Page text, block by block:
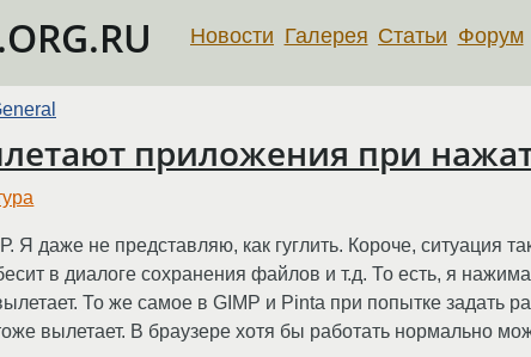
Новости Галерея Статьи Форум
приложения при
Я даже не представляю, как гуглить. Короче, ситуация
в диалоге сохранения файлов и т.д. То есть, я
То же самое в GIMP и Pinta при попытке задать
вылетает. В браузере хотя бы работать нормально